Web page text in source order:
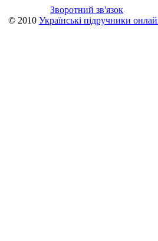
Зворотний зв'язок
© 2010 Українські підручники